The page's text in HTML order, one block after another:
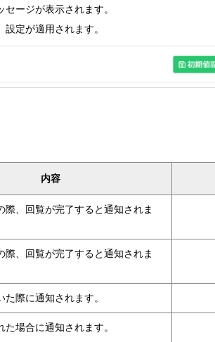
ージが表示されます。
定が適用されます。
内容
際、回覧が完了すると通知されま
際、回覧が完了すると通知されま
た際に通知されます。
た場合に通知されます。